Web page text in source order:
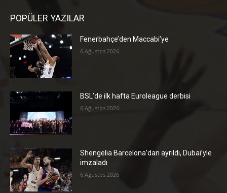
POPÜLER YAZILAR
Fenerbahçe’den Maccabi’ye
6 Ağustos 2026
BSL’de ilk hafta Euroleague derbisi
6 Ağustos 2026
Shengelia Barcelona’dan ayrıldı, Dubai’yle
imzaladı
6 Ağustos 2026